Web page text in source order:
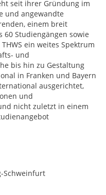
seit ihrer Gründung im
und angewandte
einem breit
60 Studiengängen sowie
ein weites Spektrum
und
bis hin zu Gestaltung
in Franken und Bayern
ausgerichtet,
und
nicht zuletzt in einem
Schweinfurt